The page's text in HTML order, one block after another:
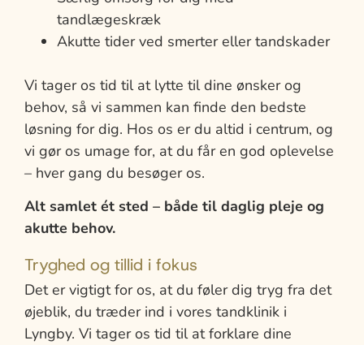
tandlægeskræk
Akutte tider ved smerter eller tandskader
Vi tager os tid til at lytte til dine ønsker og
behov, så vi sammen kan finde den bedste
løsning for dig. Hos os er du altid i centrum, og
vi gør os umage for, at du får en god oplevelse
– hver gang du besøger os.
Alt samlet ét sted – både til daglig pleje og
akutte behov.
Tryghed og tillid i fokus
Det er vigtigt for os, at du føler dig tryg fra det
øjeblik, du træder ind i vores tandklinik i
Lyngby. Vi tager os tid til at forklare dine